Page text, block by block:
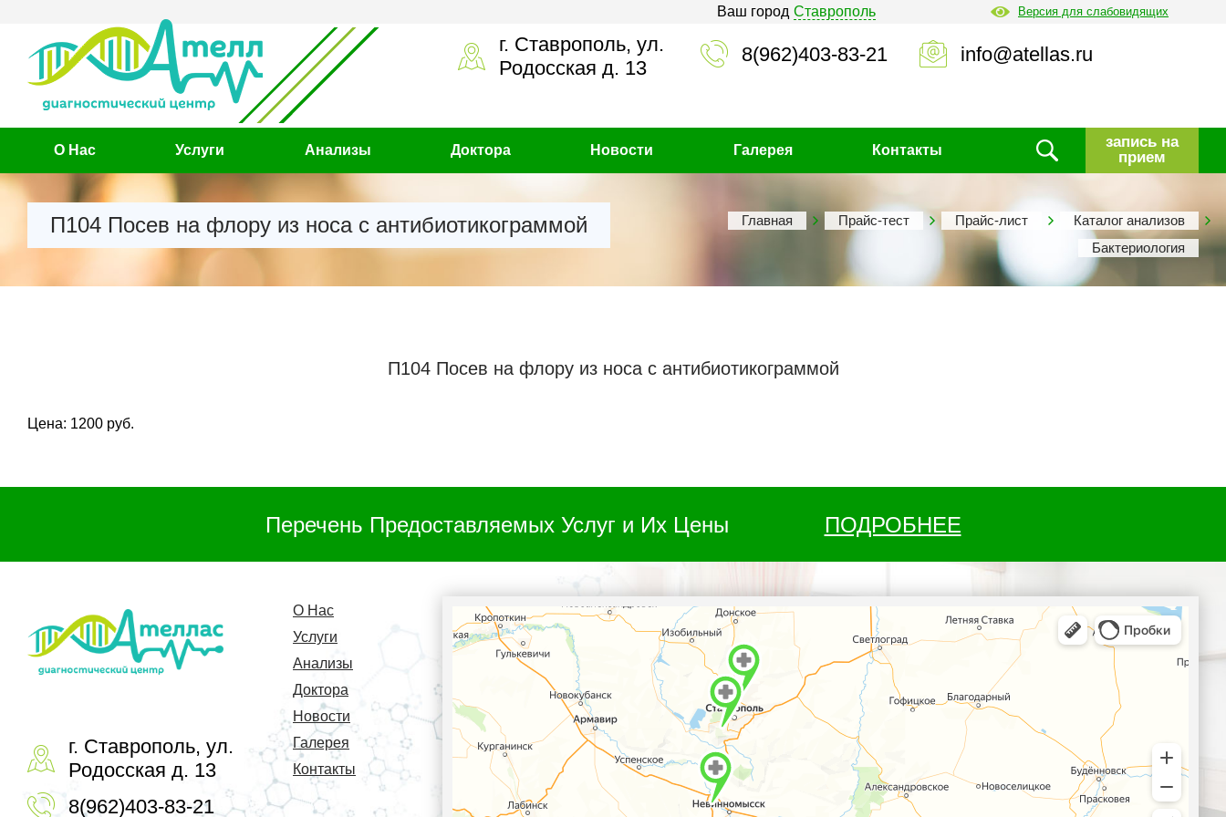
Ваш город Ставрополь Версия для слабовидящих
г. Ставрополь, ул.
Родосская д. 13
8(962)403-83-21 info@atellas.ru
О Нас Услуги Анализы Доктора Новости Галерея Контакты
запись на
прием
П104 Посев на флору из носа с антибиотикограммой Главная Прайс-тест Прайс-лист
Каталог анализов
Бактериология
П104 Посев на флору из носа с антибиотикограммой
Цена: 1200 руб.
Перечень Предоставляемых Услуг и Их Цены ПОДРОБНЕЕ
г. Ставрополь, ул.
Родосская д. 13
8(962)403-83-21
О Нас
Услуги
Анализы
Доктора
Новости
Галерея
Контакты